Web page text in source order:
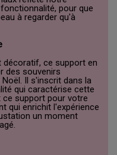
pour que
à regarder qu'à
décoratif, ce support en
des souvenirs
Il s'inscrit dans la
qui caractérise cette
ce support pour votre
qui enrichit l'expérience
un moment